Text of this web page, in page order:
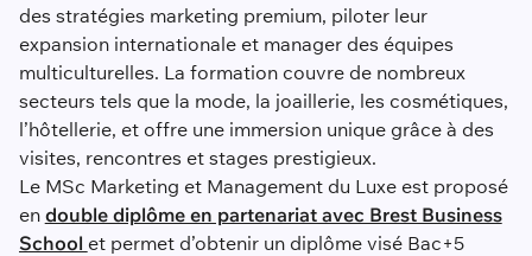
des stratégies marketing premium, piloter leur
expansion internationale et manager des équipes
multiculturelles. La formation couvre de nombreux
secteurs tels que la mode, la joaillerie, les cosmétiques,
l’hôtellerie, et offre une immersion unique grâce à des
visites, rencontres et stages prestigieux.
Le MSc Marketing et Management du Luxe est proposé
en double diplôme en partenariat avec Brest Business
School et permet d’obtenir un diplôme visé Bac+5